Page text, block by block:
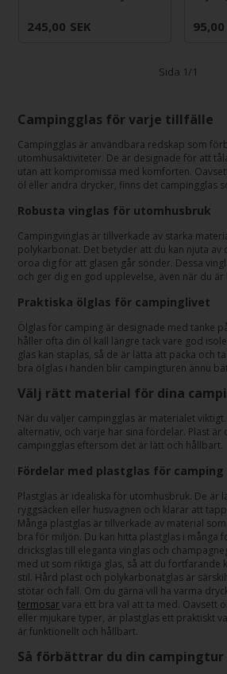
245,00 SEK 95,00
Sida 1/1
Campingglas för varje tillfälle
Campingglas är användbara redskap som
utomhusaktiviteter. De är designade för att
utan att kompromissa med komforten.
öl eller andra drycker, finns det campingglas
Robusta vinglas för utomhusbruk
Campingvinglas är tillverkade av starka
polykarbonat. Det betyder att du kan njuta av
oroa dig för att glasen går sönder. Dessa
och ger dig en god upplevelse, även när du
Praktiska ölglas för campinglivet
Ölglas för camping är designade med tanke
håller ofta din öl kall längre tack vare god
glas kan staplas, så de är lätta att packa och
bra ölglas i handen blir campingturen ännu
Välj rätt material för dina
När du väljer campingglas är materialet
alternativ, och varje har sina fördelar. Plast
campingglas eftersom det är lätt och hållbart.
Fördelar med plastglas för camping
Plastglas är idealiska för utomhusbruk. De är
ryggsäcken eller husvagnen och klarar att
Många plastglas är tillverkade av material
bra för miljön. Du kan hitta plastglas i många
dricksglas till eleganta vinglas och
med ut som riktiga glas, så att du fortfarande
stil. Hård plast och polykarbonatglas är
stötar och fall. Om du gärna vill ha varma
termosarvara ett bra val att ta med. Oavsett
eller mjukare typer, är plastglas ett praktiskt
är funktionellt och hållbart.
Så förbättrar du din